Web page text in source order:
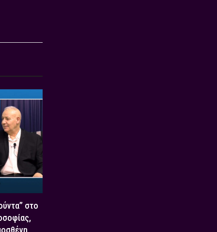
στο